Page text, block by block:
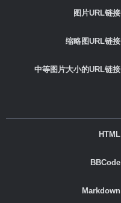
图片URL链接
缩略图URL链接
中等图片大小的URL链接
HTML
BBCode
Markdown